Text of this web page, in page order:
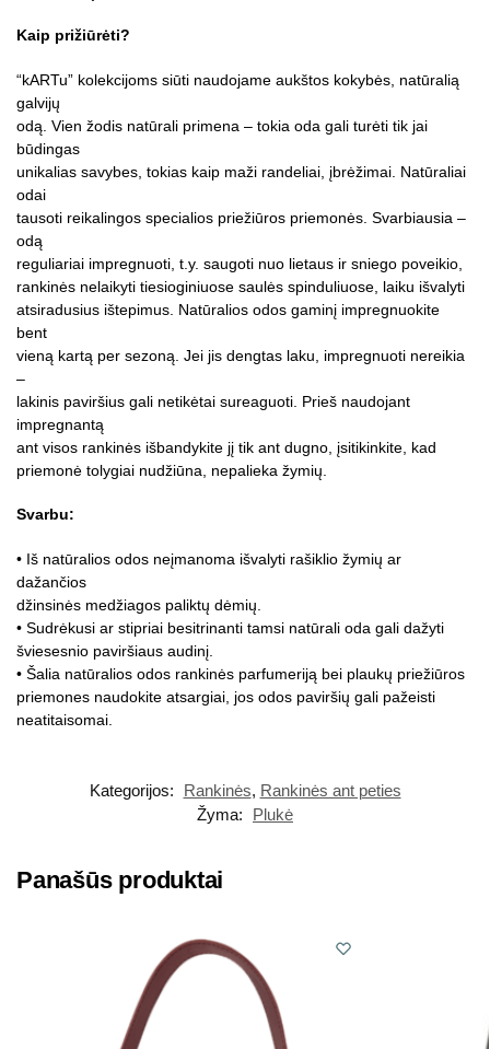
Kaip prižiūrėti?
“kARTu” kolekcijoms siūti naudojame aukštos kokybės, natūralią
galvijų
odą. Vien žodis natūrali primena – tokia oda gali turėti tik jai
būdingas
unikalias savybes, tokias kaip maži randeliai, įbrėžimai. Natūraliai
odai
tausoti reikalingos specialios priežiūros priemonės. Svarbiausia –
odą
reguliariai impregnuoti, t.y. saugoti nuo lietaus ir sniego poveikio,
rankinės nelaikyti tiesioginiuose saulės spinduliuose, laiku išvalyti
atsiradusius ištepimus. Natūralios odos gaminį impregnuokite
bent
vieną kartą per sezoną. Jei jis dengtas laku, impregnuoti nereikia
–
lakinis paviršius gali netikėtai sureaguoti. Prieš naudojant
impregnantą
ant visos rankinės išbandykite jį tik ant dugno, įsitikinkite, kad
priemonė tolygiai nudžiūna, nepalieka žymių.
Svarbu:
• Iš natūralios odos neįmanoma išvalyti rašiklio žymių ar
dažančios
džinsinės medžiagos paliktų dėmių.
• Sudrėkusi ar stipriai besitrinanti tamsi natūrali oda gali dažyti
šviesesnio paviršiaus audinį.
• Šalia natūralios odos rankinės parfumeriją bei plaukų priežiūros
priemones naudokite atsargiai, jos odos paviršių gali pažeisti
neatitaisomai.
Kategorijos: Rankinės, Rankinės ant peties
Žyma:
Plukė
Panašūs produktai